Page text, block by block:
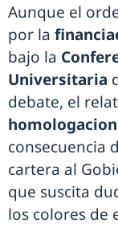
Aunque el
por la
bajo la
Universitaria
debate, el
consecuencia
cartera al
que suscita
los colores